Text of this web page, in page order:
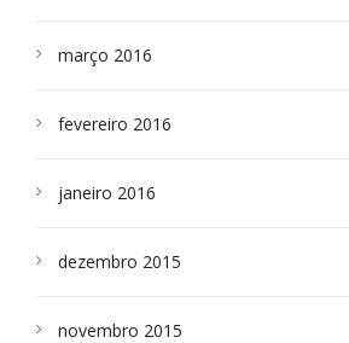
março 2016
fevereiro 2016
janeiro 2016
dezembro 2015
novembro 2015